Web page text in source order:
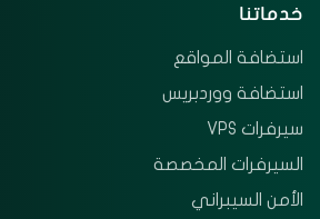
خدماتنا
استضافة المواقع
استضافة ووردبريس
سيرفرات VPS
السيرفرات المخصصة
الأمن السيبراني